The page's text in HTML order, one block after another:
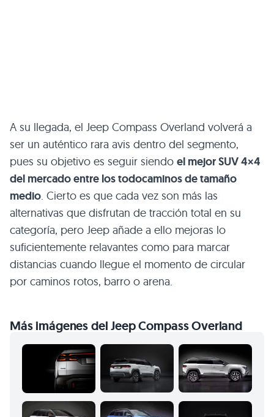
A su llegada, el Jeep Compass Overland volverá a
ser un auténtico rara avis dentro del segmento,
pues su objetivo es seguir siendo el mejor SUV 4×4
del mercado entre los todocaminos de tamaño
medio . Cierto es que cada vez son más las
alternativas que disfrutan de tracción total en su
categoría, pero Jeep añade a ello mejoras lo
suficientemente relavantes como para marcar
distancias cuando llegue el momento de circular
por caminos rotos, barro o arena.
Más imágenes del Jeep Compass Overland